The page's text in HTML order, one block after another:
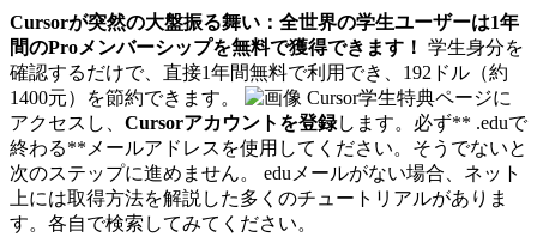
Cursorが突然の大盤振る舞い：全世界の学生ユーザーは1年
間のProメンバーシップを無料で獲得できます！ 学生身分を
確認するだけで、直接1年間無料で利用でき、192ドル（約
1400元）を節約できます。
Cursor学生特典ページに
アクセスし、 Cursorアカウントを登録します。必ず** .eduで
終わる**メールアドレスを使用してください。そうでないと
次のステップに進めません。 eduメールがない場合、ネット
上には取得方法を解説した多くのチュートリアルがありま
す。各自で検索してみてください。